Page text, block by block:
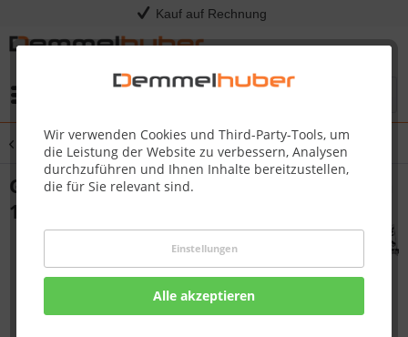
Kauf auf Rechnung
Wir verwenden Cookies und Third-Party-Tools, um
die Leistung der Website zu verbessern, Analysen
durchzuführen und Ihnen Inhalte bereitzustellen,
die für Sie relevant sind.
Einstellungen
Alle akzeptieren
Übersicht Geräteschuppen
Gartenhaus Holz AMBERG 3 2,46 x 1,86 m
19 mm Geräteschuppen